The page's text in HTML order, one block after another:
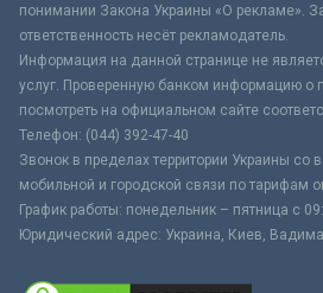
понимании Закона Украины «О рекламе».
ответственность несёт рекламодатель.
Информация на данной странице не
услуг. Проверенную банком информацию о
посмотреть на официальном сайте
Телефон: (044) 392-47-40
Звонок в пределах территории Украины со
мобильной и городской связи по тарифам
График работы: понедельник – пятница с
Юридический адрес: Украина, Киев,